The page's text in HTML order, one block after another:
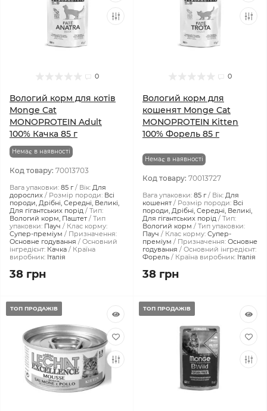
0
Вологий корм для котів
Monge Cat
MONOPROTEIN Adult
100% Качка 85 г
Немає в наявності
Код товару: 70013703
Вага упаковки: 85 г Вік: Для
дорослих
Розмір породи: Всі
породи, Дрібні, Середні, Великі,
Для гігантських порід
Тип:
Вологий корм, Паштет
Тип
упаковки: Пауч
Клас корму:
Супер-преміум
Призначення:
Основне годування
Основний
інгредієнт: Качка
Країна
виробник: Італія
38 грн
0
Вологий корм для
кошенят Monge Cat
MONOPROTEIN Kitten
100% Форель 85 г
Немає в наявності
Код товару: 70013727
Вага упаковки: 85 г Вік: Для
кошенят
Розмір породи: Всі
породи, Дрібні, Середні, Великі,
Для гігантських порід
Тип:
Вологий корм
Тип упаковки:
Пауч
Клас корму: Супер-
преміум
Призначення: Основне
годування
Основний інгредієнт:
Форель
Країна виробник: Італія
38 грн
ТОП ПРОДАЖІВ ТОП ПРОДАЖІВ